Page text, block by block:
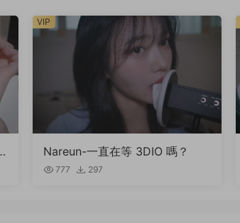
Nareun-一直在等 3DIO 嗎？
777 297
VIP